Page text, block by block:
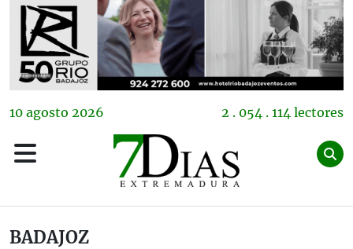
10 agosto 2026 2 . 054 . 114 lectores
BADAJOZ